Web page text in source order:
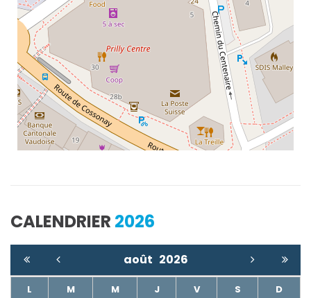
CALENDRIER 2026
août 2026
L M M J V S
D